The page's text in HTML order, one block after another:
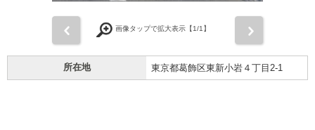
画像タップで拡大表示【1/1】
所在地 東京都葛飾区東新小岩４丁目2-1